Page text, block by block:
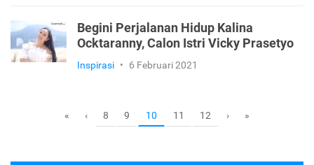
Begini Perjalanan Hidup Kalina
Ocktaranny, Calon Istri Vicky Prasetyo
Inspirasi • 6 Februari 2021
« ‹ 8 9 10 11 12 › »